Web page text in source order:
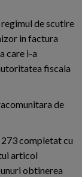
de scutire
in factura
care i-a
fiscala
de
completat cu
articol
obtinerea